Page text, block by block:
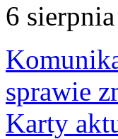
6
sprawie
Karty